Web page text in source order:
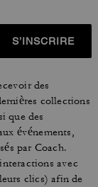
S’INSCRIRE
des
collections
que des
événements,
par Coach.
avec
clics) afin de